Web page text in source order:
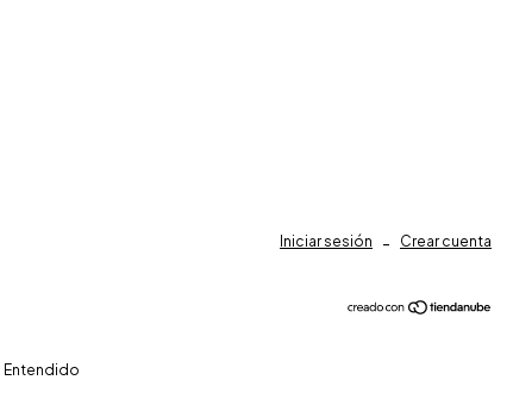
Entendido
Iniciar sesión - Crear cuenta